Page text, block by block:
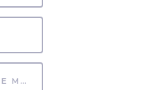
UNBEGRENZTE MÖGLICHKEITEN